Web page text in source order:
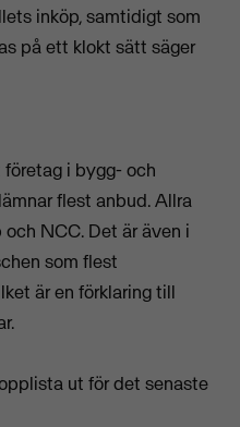
inköp, samtidigt som
på ett klokt sätt säger
företag i bygg- och
flest anbud. Allra
NCC. Det är även i
som flest
är en förklaring till
ut för det senaste